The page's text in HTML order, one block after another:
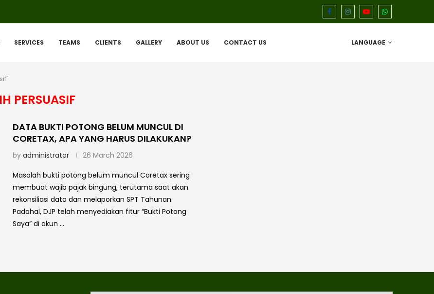
SERVICES TEAMS CLIENTS GALLERY ABOUT US CONTACT US LANGUAGE
PERSUASIF
DATA BUKTI POTONG BELUM MUNCUL DI
CORETAX, APA YANG HARUS DILAKUKAN?
by administrator 26 March 2026
Masalah bukti potong belum muncul Coretax sering
membuat wajib pajak bingung, terutama saat akan
rekonsiliasi data dan melaporkan SPT Tahunan.
Padahal, DJP telah menyediakan fitur “Bukti Potong
Saya” di akun …